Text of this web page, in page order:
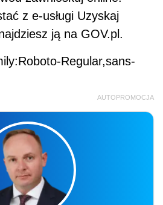
z e-usługi Uzyskaj
ją na GOV.pl.
Regular,sans-
AUTOPROMOCJA